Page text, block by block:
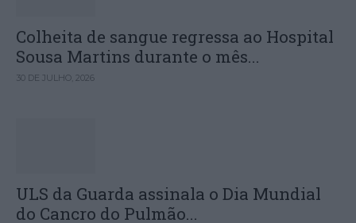
Colheita de sangue regressa ao Hospital
Sousa Martins durante o mês...
30 DE JULHO, 2026
ULS da Guarda assinala o Dia Mundial
do Cancro do Pulmão...